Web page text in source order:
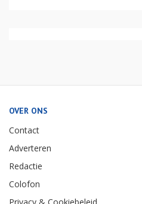
OVER ONS
Contact
Adverteren
Redactie
Colofon
Privacy & Cookiebeleid